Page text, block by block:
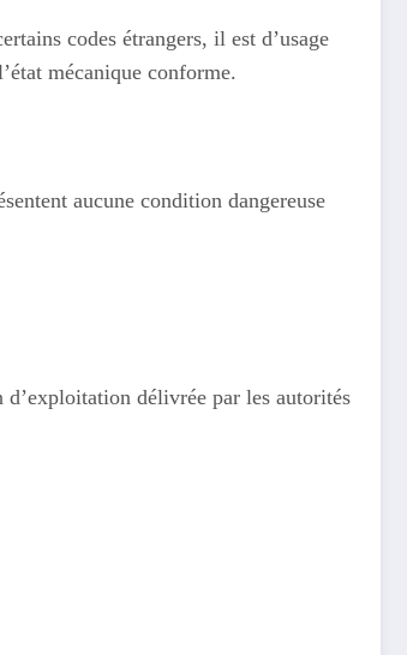
codes étrangers, il est d’usage
mécanique conforme.
aucune condition dangereuse
d’exploitation délivrée par les autorités